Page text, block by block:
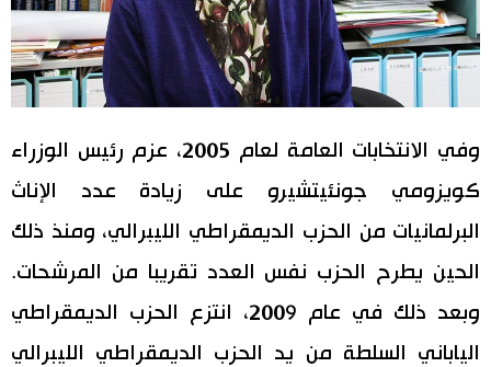
وفي الانتخابات العامة لعام 2005، عزم رئيس الوزراء
كويزومي جونئيتشيرو على زيادة عدد الإناث
البرلمانيات من الحزب الديمقراطي الليبرالي، ومنذ ذلك
الحين يطرح الحزب نفس العدد تقريبا من المرشحات.
وبعد ذلك في عام 2009، انتزع الحزب الديمقراطي
الياباني السلطة من يد الحزب الديمقراطي الليبرالي